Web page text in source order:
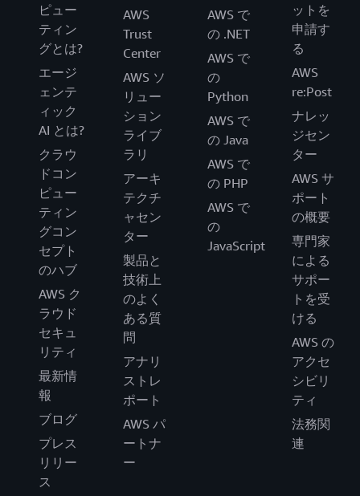
ピュー
ティン
グとは?
エージ
ェンテ
ィック
AI とは?
クラウ
ドコン
ピュー
ティン
グコン
セプト
のハブ
AWS ク
ラウド
セキュ
リティ
最新情
報
ブログ
プレス
リリー
ス
AWS
Trust
Center
AWS ソ
リュー
ション
ライブ
ラリ
アーキ
テクチ
ャセン
ター
製品と
技術上
のよく
ある質
問
アナリ
ストレ
ポート
AWS パ
ートナ
ー
AWS で
の .NET
AWS で
の
Python
AWS で
の Java
AWS で
の PHP
AWS で
の
JavaScript
ットを
申請す
る
AWS
re:Post
ナレッ
ジセン
ター
AWS サ
ポート
の概要
専門家
による
サポー
トを受
ける
AWS の
アクセ
シビリ
ティ
法務関
連